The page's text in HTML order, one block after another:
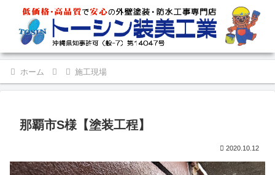
ホーム 施工現場
那覇市S様【塗装工程】
2020.10.12